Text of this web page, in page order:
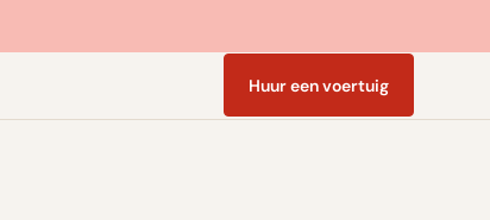
Huur een voertuig